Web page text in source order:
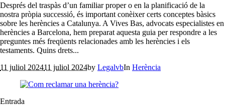
Després del traspàs d’un familiar proper o en la planificació de la
nostra pròpia successió, és important conèixer certs conceptes bàsics
sobre les herències a Catalunya. A Vives Bas, advocats especialistes en
herències a Barcelona, hem preparat aquesta guia per respondre a les
preguntes més freqüents relacionades amb les herències i els
testaments. Quins drets...
11 juliol 202411 juliol 2024by LegalvbIn Herència
Entrada